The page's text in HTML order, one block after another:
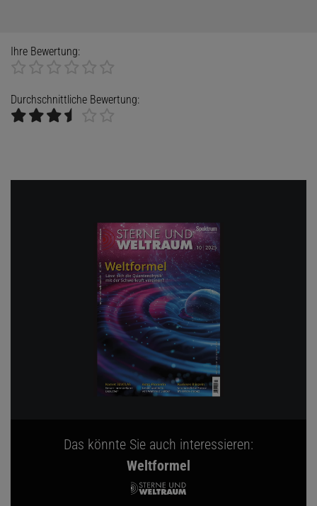
Ihre Bewertung:
Durchschnittliche Bewertung:
Das könnte Sie auch interessieren:
Weltformel